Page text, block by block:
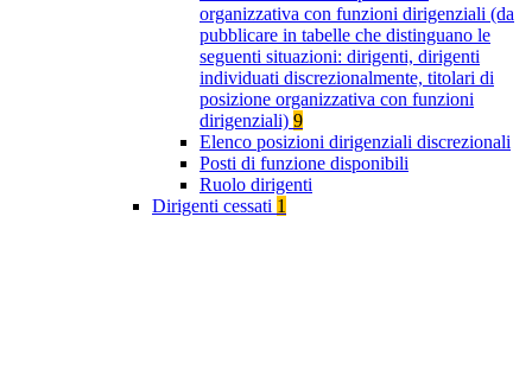
organizzativa con funzioni dirigenziali (da
pubblicare in tabelle che distinguano le
seguenti situazioni: dirigenti, dirigenti
individuati discrezionalmente, titolari di
posizione organizzativa con funzioni
dirigenziali) 9
Elenco posizioni dirigenziali discrezionali
Posti di funzione disponibili
Ruolo dirigenti
Dirigenti cessati 1